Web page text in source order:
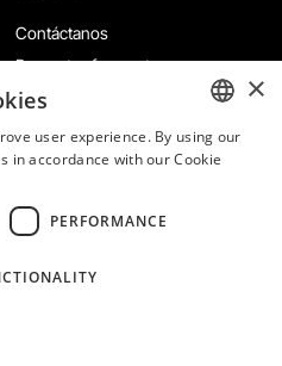
Contáctanos
Preguntas frecuentes
Términos y condiciones
Política de privacidad y cookies
Trabaja con nosotros
Libro de reclamaciones
ENGLISH
×
user experience. By using our
in accordance with our Cookie
PERFORMANCE